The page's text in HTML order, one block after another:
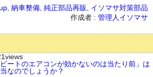
納車整備 純正部品再販
イソマサ対策部品
作成者 : 管理人イソマサ
ビートのエアコンが効かないのは当たり前」は
なのでしょうか？